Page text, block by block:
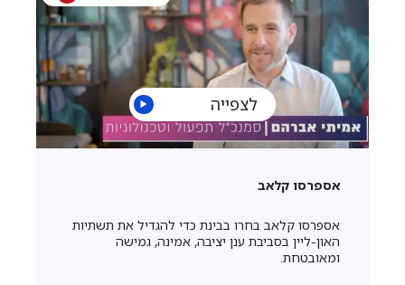
לצפייה
אספרסו קלאב
אספרסו קלאב בחרו בבינת כדי להגדיל את תשתיות
האון-ליין בסביבת ענן יציבה, אמינה, גמישה
ומאובטחת.